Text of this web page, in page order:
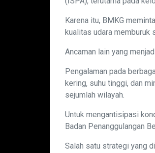
Karena itu, BMKG
kualitas udara memburuk
Ancaman lain yang
Pengalaman pada
kering, suhu tinggi, dan
sejumlah wilayah.
Untuk mengantisipasi
Badan Penanggulangan
Salah satu strategi yang